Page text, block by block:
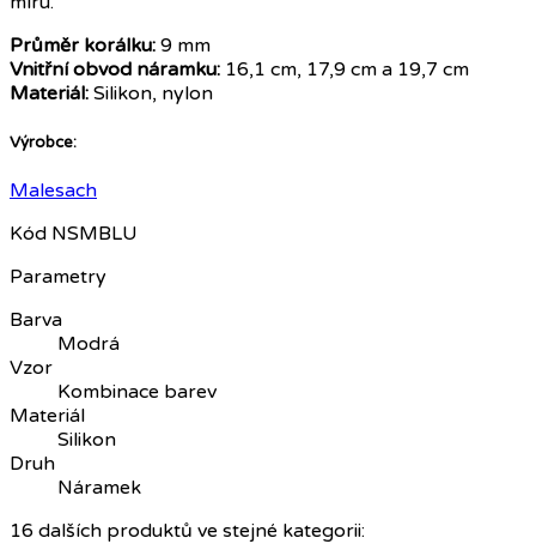
Průměr korálku: 9 mm
Vnitřní obvod náramku: 16,1 cm, 17,9 cm a 19,7 cm
Materiál: Silikon, nylon
Výrobce:
Malesach
Kód NSMBLU
Parametry
Barva
Modrá
Vzor
Kombinace barev
Materiál
Silikon
Druh
Náramek
16 dalších produktů ve stejné kategorii: